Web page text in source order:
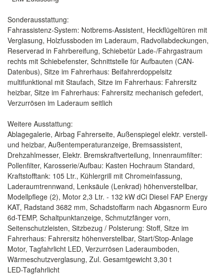
Sonderausstattung:
Fahrassistenz-System: Notbrems-Assistent, Heckflügeltüren mit
Verglasung, Holzfussboden im Laderaum, Radvollabdeckungen,
Reserverad in Fahrbereifung, Schiebetür Lade-/Fahrgastraum
rechts mit Schiebefenster, Schnittstelle für Aufbauten (CAN-
Datenbus), Sitze im Fahrerhaus: Beifahrerdoppelsitz
multifunktional mit Staufach, Sitze im Fahrerhaus: Fahrersitz
heizbar, Sitze im Fahrerhaus: Fahrersitz mechanisch gefedert,
Verzurrösen im Laderaum seitlich
Weitere Ausstattung:
Ablagegalerie, Airbag Fahrerseite, Außenspiegel elektr. verstell-
und heizbar, Außentemperaturanzeige, Bremsassistent,
Drehzahlmesser, Elektr. Bremskraftverteilung, Innenraumfilter:
Pollenfilter, Karosserie/Aufbau: Kasten Hochraum Standard,
Kraftstofftank: 105 Ltr., Kühlergrill mit Chromeinfassung,
Laderaumtrennwand, Lenksäule (Lenkrad) höhenverstellbar,
Modellpflege (2), Motor 2,3 Ltr. - 132 kW dCi Diesel FAP Energy
KAT, Radstand 3682 mm, Schadstoffarm nach Abgasnorm Euro
6d-TEMP, Schaltpunktanzeige, Schmutzfänger vorn,
Seitenschutzleisten, Sitzbezug / Polsterung: Stoff, Sitze im
Fahrerhaus: Fahrersitz höhenverstellbar, Start/Stop-Anlage
Motor, Tagfahrlicht LED, Verzurrösen Laderaumboden,
Wärmeschutzverglasung, Zul. Gesamtgewicht 3,30 t
LED-Tagfahrlicht